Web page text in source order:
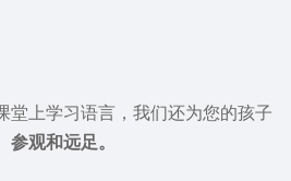
堂上学习语言，我们还为您的孩子
观和远足。